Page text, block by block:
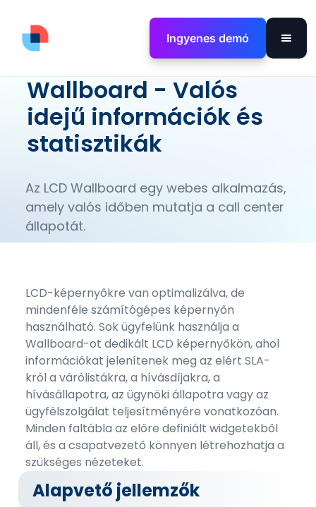
Ingyenes demó
Wallboard - Valós
idejű információk és
statisztikák
Az LCD Wallboard egy webes alkalmazás,
amely valós időben mutatja a call center
állapotát.
LCD-képernyőkre van optimalizálva, de
mindenféle számítógépes képernyőn
használható. Sok ügyfelünk használja a
Wallboard-ot dedikált LCD képernyőkön, ahol
információkat jelenítenek meg az elért SLA-
król a várólistákra, a hívásdíjakra, a
hívásállapotra, az ügynöki állapotra vagy az
ügyfélszolgálat teljesítményére vonatkozóan.
Minden faltábla az előre definiált widgetekből
áll, és a csapatvezető könnyen létrehozhatja a
szükséges nézeteket.
Alapvető jellemzők